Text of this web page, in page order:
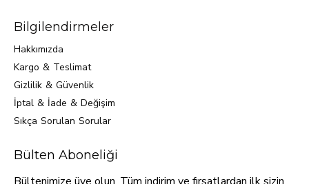
Bilgilendirmeler
Hakkımızda
Kargo & Teslimat
Gizlilik & Güvenlik
İptal & İade & Değişim
Sıkça Sorulan Sorular
Bülten Aboneliği